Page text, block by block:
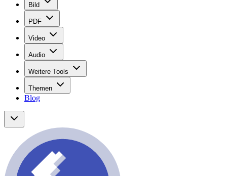
Bild
PDF
Video
Audio
Weitere Tools
Themen
Blog